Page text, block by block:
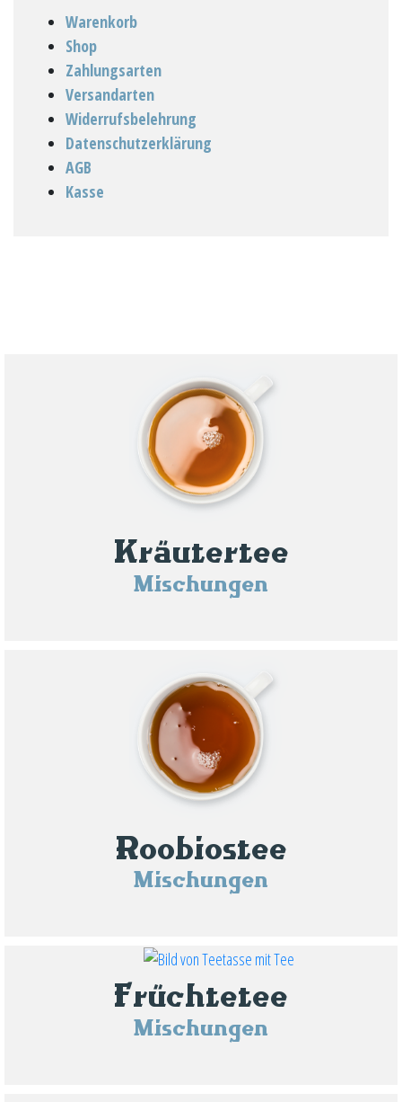
Warenkorb
Shop
Zahlungsarten
Versandarten
Widerrufsbelehrung
Datenschutzerklärung
AGB
Kasse
Kräutertee
Mischungen
Roobiostee
Mischungen
Früchtetee
Mischungen